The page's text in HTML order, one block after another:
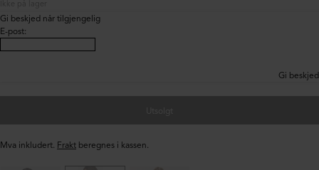
Gi beskjed når tilgjengelig
E-post:
Gi beskjed
Mva inkludert. Frakt beregnes i kassen.